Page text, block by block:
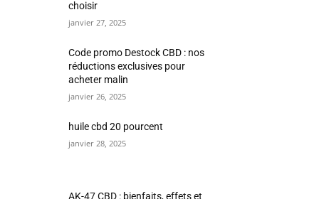
choisir
janvier 27, 2025
Code promo Destock CBD : nos
réductions exclusives pour
acheter malin
janvier 26, 2025
huile cbd 20 pourcent
janvier 28, 2025
AK-47 CBD : bienfaits, effets et